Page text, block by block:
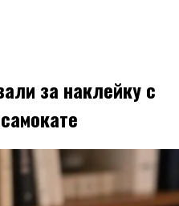
за наклейку с